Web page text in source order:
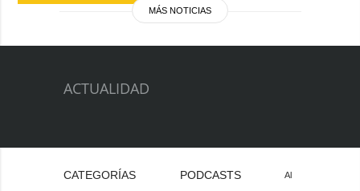
MÁS NOTICIAS
ACTUALIDAD
CATEGORÍAS
PODCASTS
Al